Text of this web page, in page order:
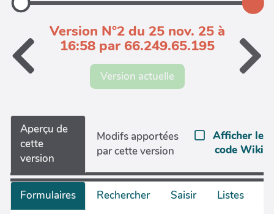
Version N°2 du 25 nov. 25 à
16:58 par 66.249.65.195
Version actuelle
Aperçu de
cette
version
Modifs apportées
par cette version
Afficher le
code Wiki